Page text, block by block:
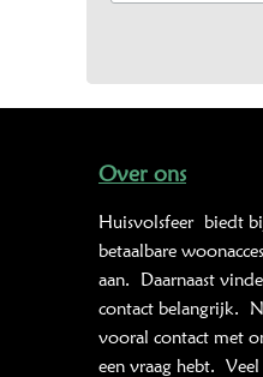
Over ons
Huisvolsfeer biedt
betaalbare
aan. Daarnaast
contact belangrijk.
vooral contact met
een vraag hebt.